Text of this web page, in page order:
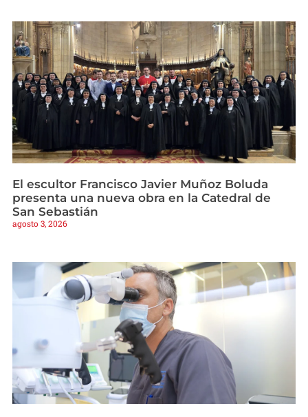
El escultor Francisco Javier Muñoz Boluda
presenta una nueva obra en la Catedral de
San Sebastián
agosto 3, 2026